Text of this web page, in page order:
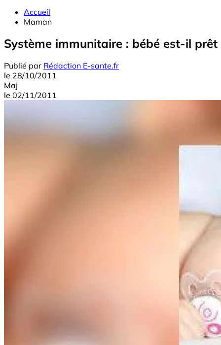
Accueil
Maman
Système immunitaire : bébé est-il prêt
Publié par Rédaction E-sante.fr
le 28/10/2011
Maj
le 02/11/2011